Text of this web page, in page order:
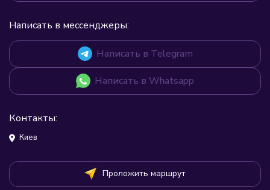
Написать в мессенджеры:
Написать в Telegram
Написать в Whatsapp
Контакты:
Киев
Проложить маршрут